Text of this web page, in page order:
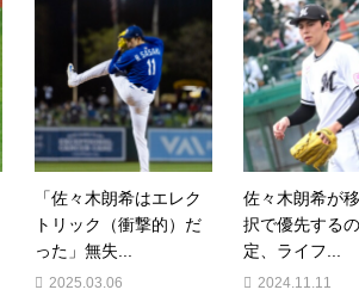
「佐々木朗希はエレク
トリック（衝撃的）だ
った」無失...
2025.03.06
佐々木朗希が
択で優先する
定、ライフ...
2024.11.11